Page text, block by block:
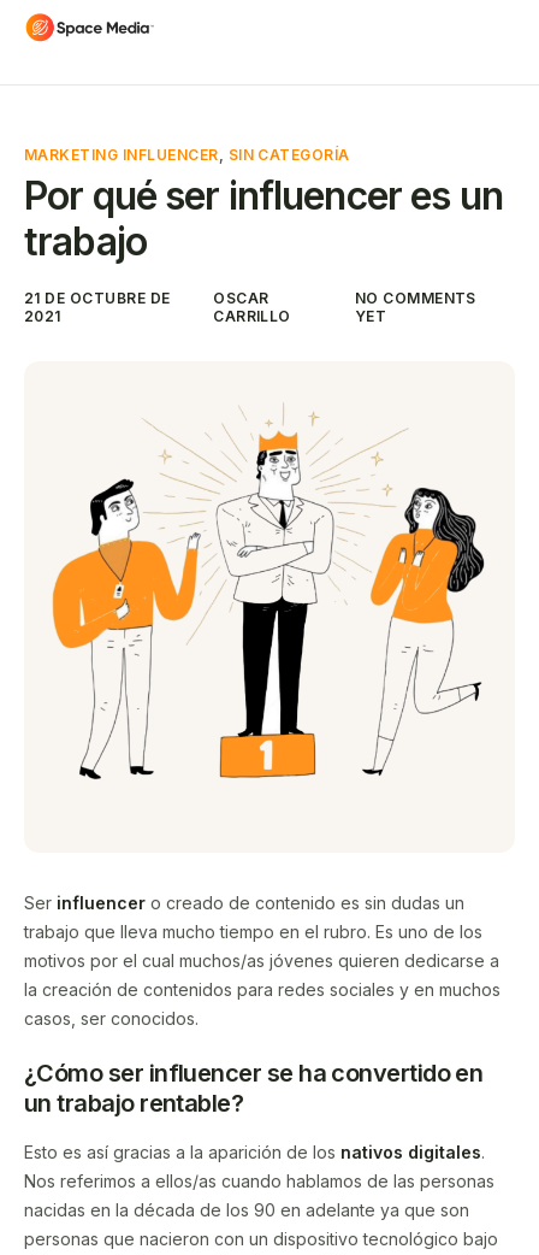
MARKETING INFLUENCER, SIN CATEGORÍA
Por qué ser influencer es un
trabajo
21 DE OCTUBRE DE
2021
OSCAR
CARRILLO
NO COMMENTS
YET
Ser influencer o creado de contenido es sin dudas un
trabajo que lleva mucho tiempo en el rubro. Es uno de los
motivos por el cual muchos/as jóvenes quieren dedicarse a
la creación de contenidos para redes sociales y en muchos
casos, ser conocidos.
¿Cómo ser influencer se ha convertido en
un trabajo rentable?
Esto es así gracias a la aparición de los nativos digitales.
Nos referimos a ellos/as cuando hablamos de las personas
nacidas en la década de los 90 en adelante ya que son
personas que nacieron con un dispositivo tecnológico bajo